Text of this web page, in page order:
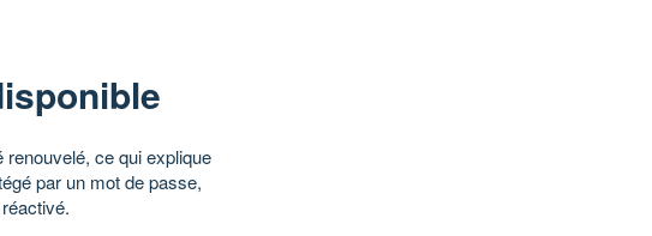
renouvelé, ce qui explique
par un mot de passe,